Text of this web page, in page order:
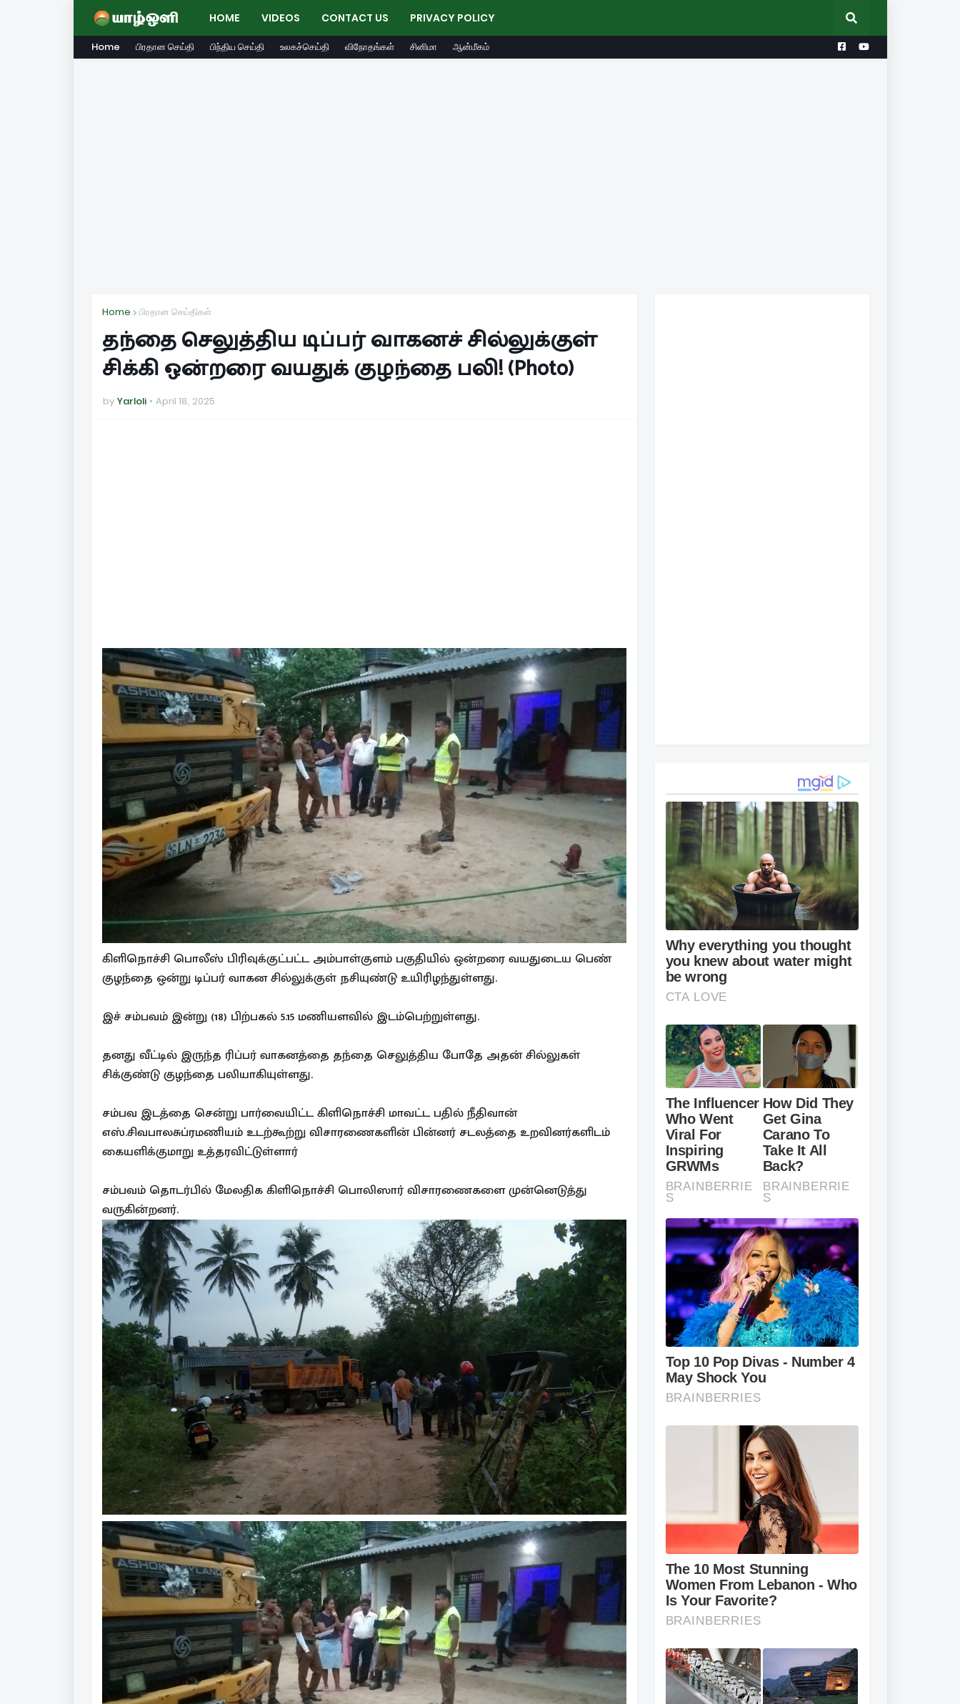
HOME VIDEOS CONTACT US PRIVACY POLICY
Home பிரதான செய்தி பிந்திய செய்தி உலகச்செய்தி விநோதங்கள் சினிமா ஆன்மீகம்
Home பிரதான செய்திகள்
தந்தை செலுத்திய டிப்பர் வாகனச் சில்லுக்குள்
சிக்கி ஒன்றரை வயதுக் குழந்தை பலி! (Photo)
by Yarloli April 18, 2025
கிளிநொச்சி பொலீஸ் பிரிவுக்குட்பட்ட அம்பாள்குளம் பகுதியில் ஒன்றரை வயதுடைய பெண்
குழந்தை ஒன்று டிப்பர் வாகன சில்லுக்குள் நசியுண்டு உயிரிழந்துள்ளது.
இச் சம்பவம் இன்று (18) பிற்பகல் 5.15 மணியளவில் இடம்பெற்றுள்ளது.
தனது வீட்டில் இருந்த ரிப்பர் வாகனத்தை தந்தை செலுத்திய போதே அதன் சில்லுகள்
சிக்குண்டு குழந்தை பலியாகியுள்ளது.
சம்பவ இடத்தை சென்று பார்வையிட்ட கிளிநொச்சி மாவட்ட பதில் நீதிவான்
எஸ்.சிவபாலசுப்ரமணியம் உடற்கூற்று விசாரணைகளின் பின்னர் சடலத்தை உறவினர்களிடம்
கையளிக்குமாறு உத்தரவிட்டுள்ளார்
சம்பவம் தொடர்பில் மேலதிக கிளிநொச்சி பொலிஸார் விசாரணைகளை முன்னெடுத்து
வருகின்றனர்.